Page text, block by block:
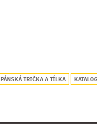
PÁNSKÁ TRIČKA A TÍLKA KATALOG